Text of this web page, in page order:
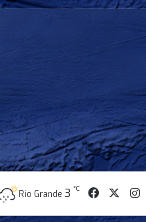
Rio Grande 3 ℃ Facebook